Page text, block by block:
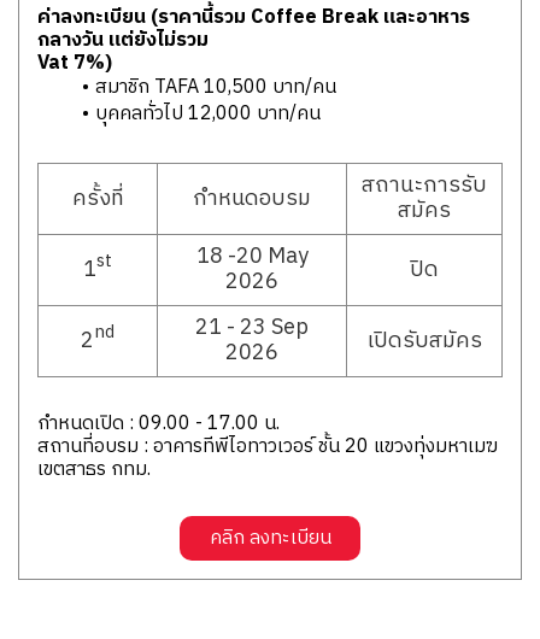
ค่าลงทะเบียน (ราคานี้รวม Coffee Break และอาหาร
กลางวัน แต่ยังไม่รวม
Vat 7%)
สมาชิก TAFA 10,500 บาท/คน
บุุคคลทั่วไป 12,000 บาท/คน
ครั้งที่ กำหนดอบรม สถานะการรับ
สมัคร
1st 18 -20 May
2026
ปิด
2nd 21 - 23 Sep
2026 เปิดรับสมัคร
กำหนดเปิด : 09.00 - 17.00 น.
สถานที่อบรม : อาคารทีพีไอทาวเวอร์ ชั้น 20 แขวงทุ่งมหาเมฆ
เขตสาธร กทม.
คลิก ลงทะเบียน